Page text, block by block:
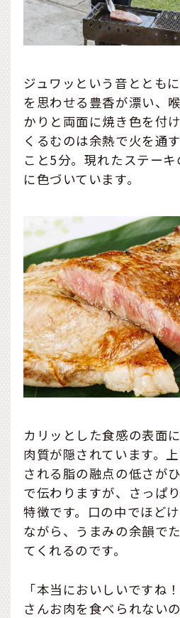
ジュワッという音ととも
を思わせる豊香が漂い、
かりと両面に焼き色を付
くるむのは余熱で火を通
こと5分。現れたステー
に色づいています。
カリッとした食感の表面
肉質が隠されています。
される脂の融点の低さが
で伝わりますが、さっぱ
特徴です。口の中でほど
ながら、うまみの余韻で
てくれるのです。
「本当においしいですね
さんお肉を食べられない